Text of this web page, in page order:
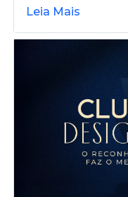
Leia Mais